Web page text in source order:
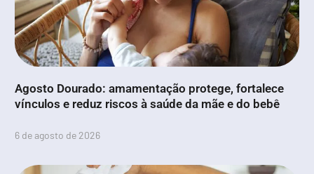
Agosto Dourado: amamentação protege, fortalece
vínculos e reduz riscos à saúde da mãe e do bebê
6 de agosto de 2026